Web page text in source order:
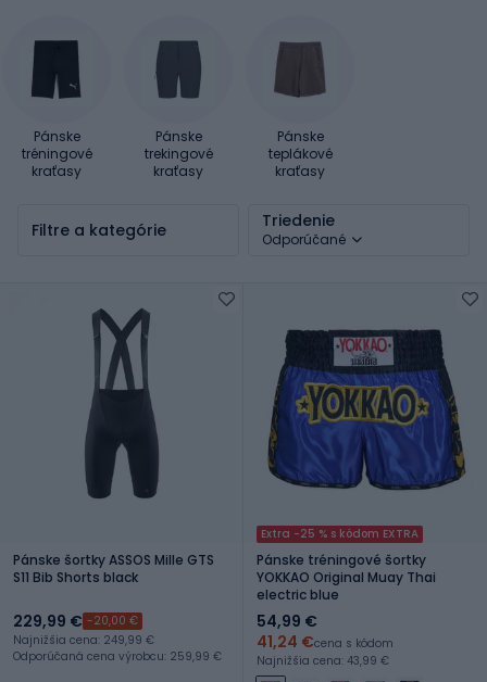
Pánske
tréningové
kraťasy
Pánske
trekingové
kraťasy
Pánske
teplákové
kraťasy
Filtre a kategórie Triedenie
Odporúčané
Pánske šortky ASSOS Mille GTS
S11 Bib Shorts black
229,99 € -20,00 €
Najnižšia cena: 249,99 €
Odporúčaná cena výrobcu: 259,99 €
Extra -25 % s kódom EXTRA
Pánske tréningové šortky
YOKKAO Original Muay Thai
electric blue
54,99 €
41,24 €cena s kódom
Najnižšia cena: 43,99 €